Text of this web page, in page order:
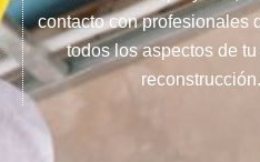
contacto con profesionales
todos los aspectos de tu
reconstrucción.